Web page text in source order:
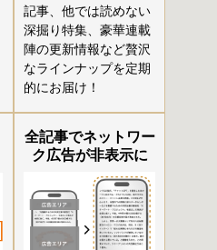
記事、他では読めない
深掘り特集、豪華連載
陣の更新情報など贅沢
なラインナップを定期
的にお届け！
全記事でネットワー
ク広告が非表示に